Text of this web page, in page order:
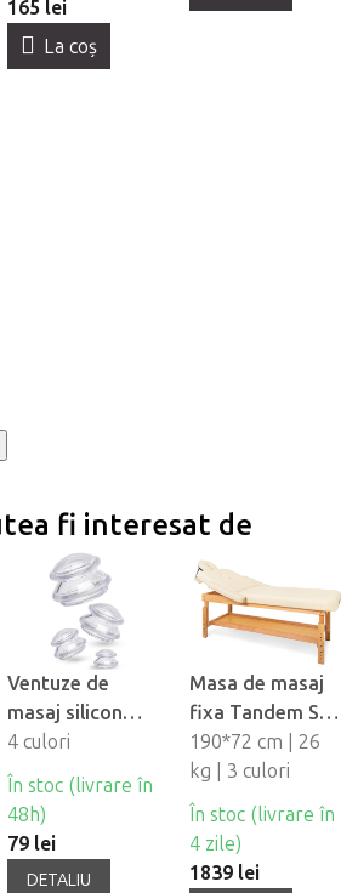
165 lei
La coş
fi interesat de
Ventuze de
masaj silicon
Fabulo
Mushroom - set,
4 buc
4 culori
În stoc (livrare în
48h)
79 lei
DETALIU
Masa de masaj
fixa Tandem Spa
Luna V2
190*72 cm | 26
kg | 3 culori
În stoc (livrare în
4 zile)
1839 lei